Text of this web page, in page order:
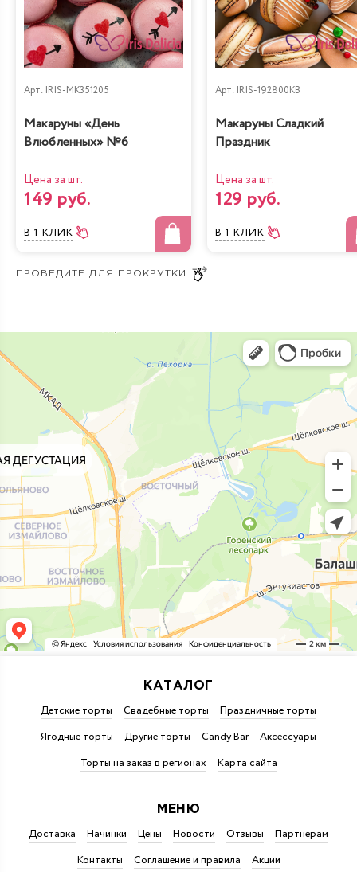
Арт. IRIS-MK351205
Макаруны «День
Влюбленных» №6
Цена за шт.
149 руб.
В 1 КЛИК
Арт. IRIS-192800KB
Макаруны Сладкий
Праздник
Цена за шт.
129 руб.
В 1 КЛИК
КАТАЛОГ
Детские торты Свадебные торты
Праздничные торты
Ягодные торты
Другие торты Candy Bar
Аксессуары
Торты на заказ в регионах
Карта сайта
МЕНЮ
Доставка Начинки Цены Новости Отзывы
Партнерам
Контакты
Соглашение и правила Акции